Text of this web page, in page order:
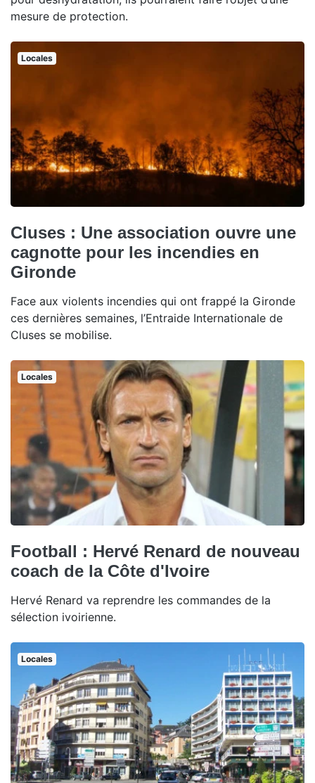
mesure de protection.
Locales
Cluses : Une association ouvre une
cagnotte pour les incendies en
Gironde
Face aux violents incendies qui ont frappé la Gironde
ces dernières semaines, l’Entraide Internationale de
Cluses se mobilise.
Locales
Football : Hervé Renard de nouveau
coach de la Côte d'Ivoire
Hervé Renard va reprendre les commandes de la
sélection ivoirienne.
Locales